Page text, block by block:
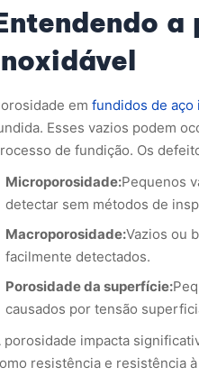
em fundidos de aço
Esses vazios podem
de fundição. Os
Microporosidade:Pequenos
detectar sem métodos de
Macroporosidade:Vazios ou
facilmente detectados.
Porosidade da superfície:
causados ​​por tensão
porosidade impacta
resistência e resistência